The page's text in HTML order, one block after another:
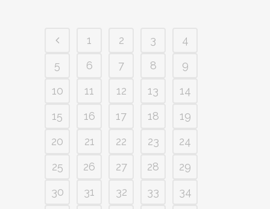
1 2 3
4
5
6 7 8
9
10
11 12 13
14
15
16 17 18
19
20
21 22 23
24
25
26 27 28
29
30
31 32 33
34